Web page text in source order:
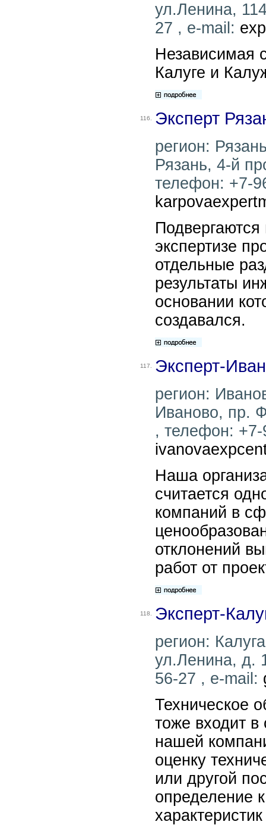
ул.Ленина,
27 , e-mail:
Независимая
Калуге и
116. Эксперт
регион:
Рязань, 4-й
телефон: +7-
Подвергаются
экспертизе
отдельные
результаты
основании
создавался.
117. Эксперт-
регион:
Иваново, пр.
, телефон:
Наша
считается
компаний в
отклонений
работ от
118. Эксперт-
регион:
ул.Ленина, д.
56-27 , e-mail:
Техническое
тоже входит
нашей
оценку
или другой
определение